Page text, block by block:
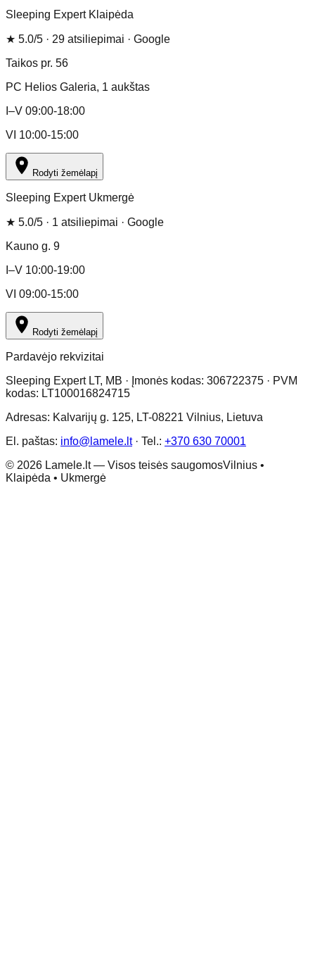
Sleeping Expert Klaipėda
★ 5.0/5 · 29 atsiliepimai · Google
Taikos pr. 56
PC Helios Galeria, 1 aukštas
I–V 09:00-18:00
VI 10:00-15:00
Rodyti žemėlapį
Sleeping Expert Ukmergė
★ 5.0/5 · 1 atsiliepimai · Google
Kauno g. 9
I–V 10:00-19:00
VI 09:00-15:00
Rodyti žemėlapį
Pardavėjo rekvizitai
Sleeping Expert LT, MB · Įmonės kodas: 306722375 · PVM
kodas: LT100016824715
Adresas: Kalvarijų g. 125, LT-08221 Vilnius, Lietuva
El. paštas: info@lamele.lt· Tel.: +370 630 70001
© 2026 Lamele.lt — Visos teisės saugomosVilnius •
Klaipėda • Ukmergė